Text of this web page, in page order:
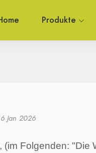
Produkte
Jan 2026
(im Folgenden: